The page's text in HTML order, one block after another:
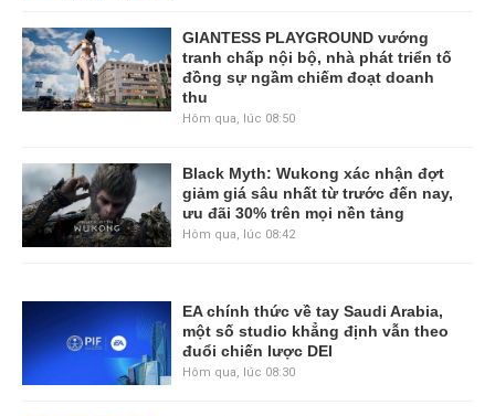
GIANTESS PLAYGROUND vướng
tranh chấp nội bộ, nhà phát triển tố
đồng sự ngầm chiếm đoạt doanh
thu
Hôm qua, lúc 08:50
Black Myth: Wukong xác nhận đợt
giảm giá sâu nhất từ trước đến nay,
ưu đãi 30% trên mọi nền tảng
Hôm qua, lúc 08:42
EA chính thức về tay Saudi Arabia,
một số studio khẳng định vẫn theo
đuổi chiến lược DEI
Hôm qua, lúc 08:30